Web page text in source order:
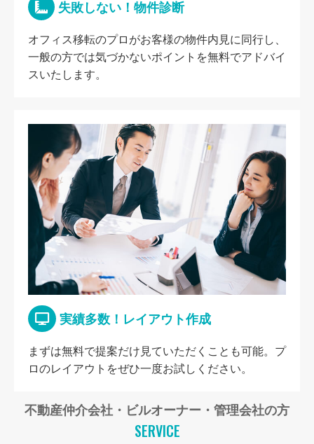
失敗しない！物件診断
オフィス移転のプロがお客様の物件内見に同行し、
一般の方では気づかないポイントを無料でアドバイ
スいたします。
実績多数！レイアウト作成
まずは無料で提案だけ見ていただくことも可能。プ
ロのレイアウトをぜひ一度お試しください。
不動産仲介会社・ビルオーナー・管理会社の方
SERVICE